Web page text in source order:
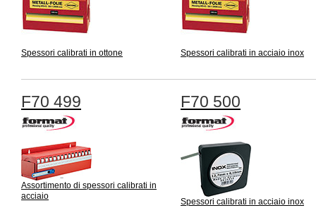
Spessori calibrati in ottone Spessori calibrati in acciaio inox
F70 499
Assortimento di spessori calibrati in
acciaio
F70 500
Spessori calibrati in acciaio inox